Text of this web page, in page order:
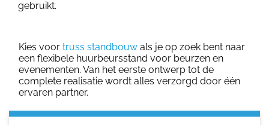
gebruikt.
Kies voor truss standbouw als je op zoek bent naar
een flexibele huurbeursstand voor beurzen en
evenementen. Van het eerste ontwerp tot de
complete realisatie wordt alles verzorgd door één
ervaren partner.